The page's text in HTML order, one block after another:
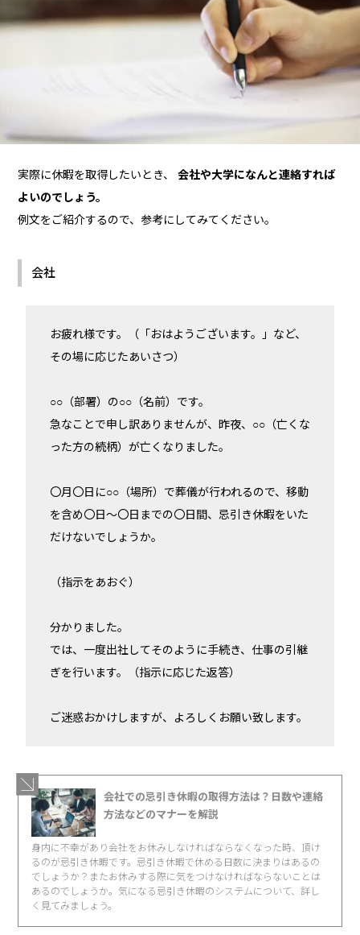
実際に休暇を取得したいとき、会社や大学になんと連絡すれば
よいのでしょう。
例文をご紹介するので、参考にしてみてください。
会社
お疲れ様です。（「おはようございます。」など、
その場に応じたあいさつ）
○○（部署）の○○（名前）です。
急なことで申し訳ありませんが、昨夜、○○（亡くな
った方の続柄）が亡くなりました。
〇月〇日に○○（場所）で葬儀が行われるので、移動
を含め〇日～〇日までの〇日間、忌引き休暇をいた
だけないでしょうか。
（指示をあおぐ）
分かりました。
では、一度出社してそのように手続き、仕事の引継
ぎを行います。（指示に応じた返答）
ご迷惑おかけしますが、よろしくお願い致します。
会社での忌引き休暇の取得方法は？日数や連絡
方法などのマナーを解説
身内に不幸があり会社をお休みしなければならなくなった時、頂け
るのが忌引き休暇です。忌引き休暇で休める日数に決まりはあるの
でしょうか？またお休みする際に気をつけなければならないことは
あるのでしょうか。気になる忌引き休暇のシステムについて、詳し
く見てみましょう。